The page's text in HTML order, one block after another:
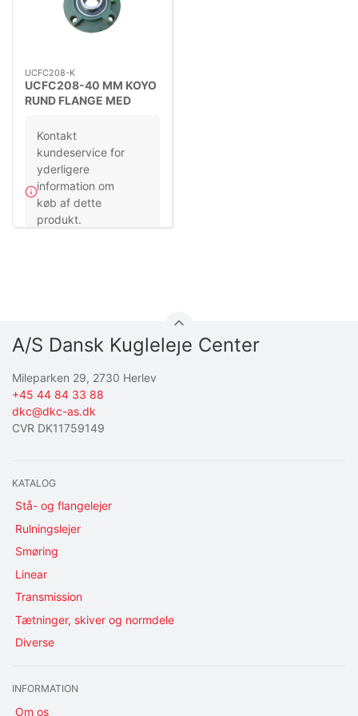
UCFC208-K
UCFC208-40 MM KOYO
RUND FLANGE MED
Kontakt
kundeservice for
yderligere
information om
køb af dette
produkt.
Ikke på lager
A/S Dansk Kugleleje Center
Mileparken 29, 2730 Herlev
+45 44 84 33 88
dkc@dkc-as.dk
CVR DK11759149
KATALOG
Stå- og flangelejer
Rulningslejer
Smøring
Linear
Transmission
Tætninger, skiver og normdele
Diverse
INFORMATION
Om os